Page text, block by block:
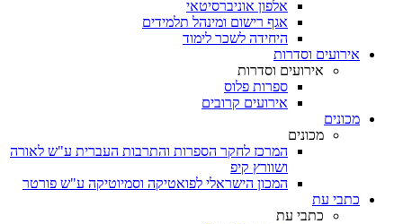
אלפון אוניברסיטאי
אגף רישום ומינהל תלמידים
היחידה לשכר לימוד
אירועים וסדרות
אירועים וסדרות
ספרות פלוס
אירועים קרובים
מכונים
מכונים
המרכז לחקר הספרות והתרבות העברית ע"ש לאורה
ושוורץ קיפ
המכון הישראלי לפואטיקה וסמיוטיקה ע"ש פורטר
כתבי עת
כתבי עת